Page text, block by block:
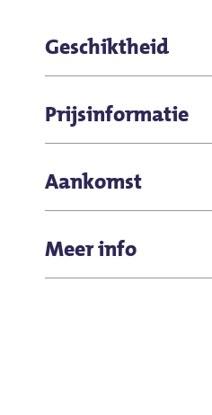
Geschiktheid
Aanbieding slecht weer
voor individuele
Prijsinformatie
Prijzen variëren
Aankomst
Parkeren is mogelijk in
Meer info